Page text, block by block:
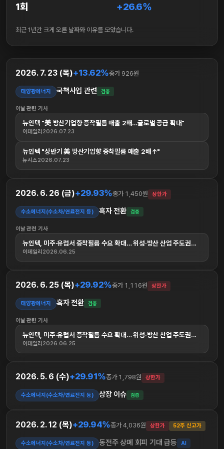
1회 +26.6%
최근 1년간 크게 오른 날짜와 이유를 모았습니다.
2026. 7. 23 (목)+13.62%종가 926원
태양광에너지 국책사업 관련 검증
이날 관련 기사
뉴인텍 "美 방산기업향 증착필름 매출 2배…글로벌 공급 확대"
이데일리 2026.07.23
뉴인텍 "상반기 美 방산기업향 증착필름 매출 2배↑"
뉴시스2026.07.23
2026. 6. 26 (금)+29.93%종가 1,450원 상한가
수소에너지(수소차/연료전지 등) 흑자 전환 검증
이날 관련 기사
뉴인텍, 미주·유럽서 증착필름 수요 확대… 위성·방산 산업 주도권...
이데일리 2026.06.25
2026. 6. 25 (목)+29.92%종가 1,116원 상한가
태양광에너지 흑자 전환 검증
이날 관련 기사
뉴인텍, 미주·유럽서 증착필름 수요 확대… 위성·방산 산업 주도권...
이데일리 2026.06.25
2026. 5. 6 (수)+29.91%종가 1,798원 상한가
수소에너지(수소차/연료전지 등) 상장 이슈 검증
2026. 2. 12 (목)+29.94%종가 4,036원 상한가 52주 신고가
수소에너지(수소차/연료전지 등) 동전주 상폐 회피 기대 급등 AI